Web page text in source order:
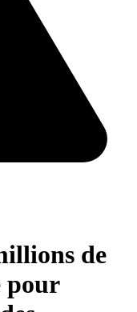
de
pour